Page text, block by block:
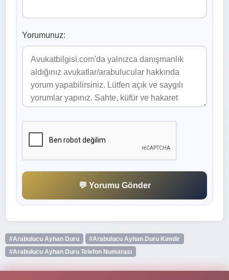
Yorumunuz:
💬 Yorumu Gönder
#Arabulucu Ayhan Duru
#Arabulucu Ayhan Duru Kimdir
#Arabulucu Ayhan Duru Telefon Numarası